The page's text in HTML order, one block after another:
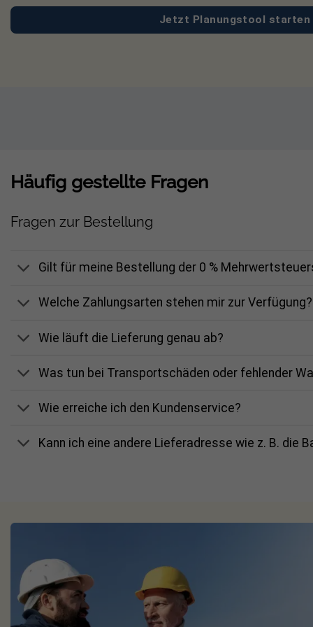
Modulbefestigung: Mittel-/
EXPERTENEINSCHÄTZUNG
Produktbewertung /
Ziegeldächer, insbesondere
erfordert sichere
Zusammenfassung
Das Set kombiniert schwarze
schwarzen Modulen und sorgt für
Dachziegel und
Komplettes Montageset für
Endklemmen
Einheitliches schwarzes
dezente Optik mit schwarzen
Jetzt Planungstool starten
Häufig gestellte Fragen
Fragen zur Bestellung
Gilt für meine Bestellung der 0 %
Welche Zahlungsarten stehen mir zur Verfügung?
Wie läuft die Lieferung genau ab?
Was tun bei Transportschäden oder fehlender
Wie erreiche ich den Kundenservice?
Kann ich eine andere Lieferadresse wie z. B. die